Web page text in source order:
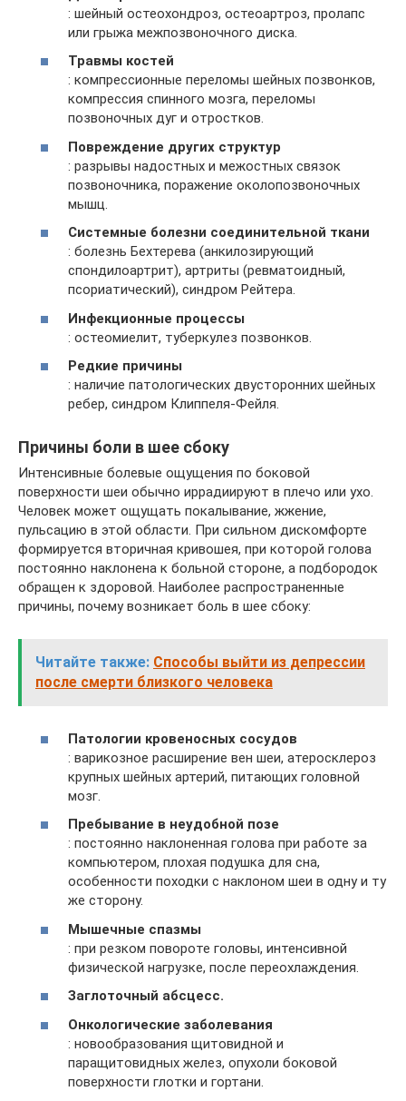
: шейный остеохондроз, остеоартроз, пролапс
или грыжа межпозвоночного диска.
Травмы костей
: компрессионные переломы шейных позвонков,
компрессия спинного мозга, переломы
позвоночных дуг и отростков.
Повреждение других структур
: разрывы надостных и межостных связок
позвоночника, поражение околопозвоночных
мышц.
Системные болезни соединительной ткани
: болезнь Бехтерева (анкилозирующий
спондилоартрит), артриты (ревматоидный,
псориатический), синдром Рейтера.
Инфекционные процессы
: остеомиелит, туберкулез позвонков.
Редкие причины
: наличие патологических двусторонних шейных
ребер, синдром Клиппеля-Фейля.
Причины боли в шее сбоку
Интенсивные болевые ощущения по боковой
поверхности шеи обычно иррадиируют в плечо или ухо.
Человек может ощущать покалывание, жжение,
пульсацию в этой области. При сильном дискомфорте
формируется вторичная кривошея, при которой голова
постоянно наклонена к больной стороне, а подбородок
обращен к здоровой. Наиболее распространенные
причины, почему возникает боль в шее сбоку:
Читайте также: Способы выйти из депрессии
после смерти близкого человека
Патологии кровеносных сосудов
: варикозное расширение вен шеи, атеросклероз
крупных шейных артерий, питающих головной
мозг.
Пребывание в неудобной позе
: постоянно наклоненная голова при работе за
компьютером, плохая подушка для сна,
особенности походки с наклоном шеи в одну и ту
же сторону.
Мышечные спазмы
: при резком повороте головы, интенсивной
физической нагрузке, после переохлаждения.
Заглоточный абсцесс.
Онкологические заболевания
: новообразования щитовидной и
паращитовидных желез, опухоли боковой
поверхности глотки и гортани.